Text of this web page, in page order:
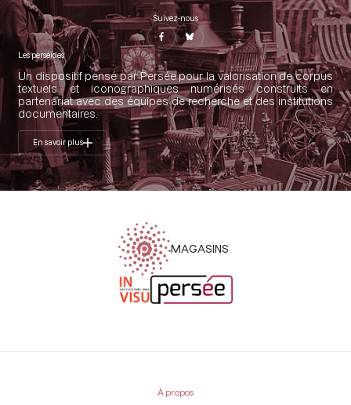
Suivez-nous
Les perséides
Un dispositif pensé par Persée pour la valorisation de corpus
textuels et iconographiques numérisés construits en
partenariat avec des équipes de recherche et des institutions
documentaires.
En savoir plus
MAGASINS
Menu
À propos